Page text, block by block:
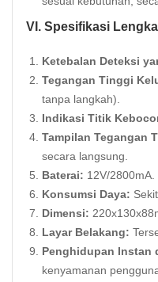
VI. Spesifikasi
Ketebalan Deteksi
Tegangan Tinggi
tanpa langkah).
Indikasi Titik
Tampilan Tegangan
secara langsung.
Baterai: 12V/2800mA.
Konsumsi Daya:
Dimensi:
Layar Belakang:
Penghidupan Instan
kenyamanan